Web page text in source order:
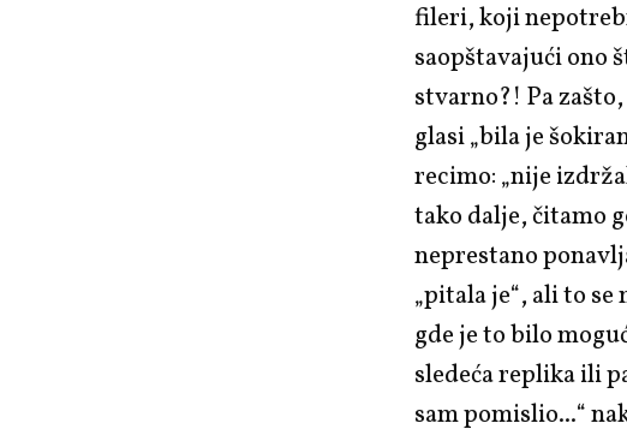
fileri, koji
saopštavajući ono
stvarno?! Pa
glasi „bila je
recimo: „nije
tako dalje, čitamo
neprestano
„pitala je“, ali to
gde je to bilo
sledeća replika ili
sam pomislio...“